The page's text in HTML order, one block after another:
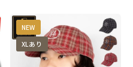
NEW
XLあり